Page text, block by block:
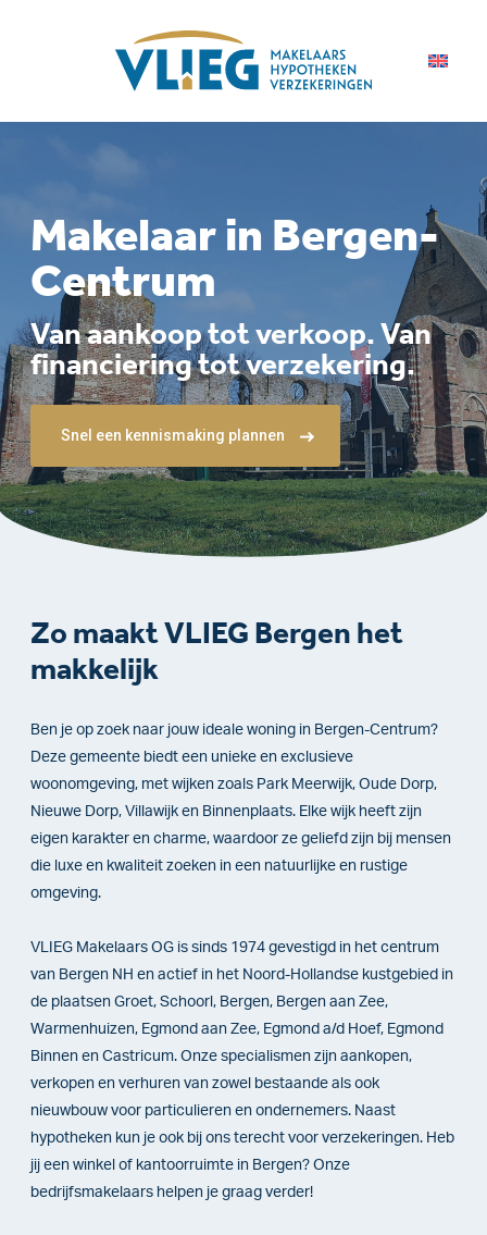
Makelaar in Bergen-
Centrum
Van aankoop tot verkoop. Van
financiering tot verzekering.
Snel een kennismaking plannen
Zo maakt VLIEG Bergen het
makkelijk
Ben je op zoek naar jouw ideale woning in Bergen-Centrum?
Deze gemeente biedt een unieke en exclusieve
woonomgeving, met wijken zoals Park Meerwijk, Oude Dorp,
Nieuwe Dorp, Villawijk en Binnenplaats. Elke wijk heeft zijn
eigen karakter en charme, waardoor ze geliefd zijn bij mensen
die luxe en kwaliteit zoeken in een natuurlijke en rustige
omgeving.
VLIEG Makelaars OG is sinds 1974 gevestigd in het centrum
van Bergen NH en actief in het Noord-Hollandse kustgebied in
de plaatsen Groet, Schoorl, Bergen, Bergen aan Zee,
Warmenhuizen, Egmond aan Zee, Egmond a/d Hoef, Egmond
Binnen en Castricum. Onze specialismen zijn aankopen,
verkopen en verhuren van zowel bestaande als ook
nieuwbouw voor particulieren en ondernemers. Naast
hypotheken kun je ook bij ons terecht voor verzekeringen. Heb
jij een winkel of kantoorruimte in Bergen? Onze
bedrijfsmakelaars helpen je graag verder!​